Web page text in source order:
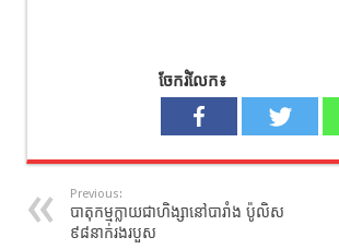
ចែករំលែក៖
Previous:
បាតុកម្មក្លាយជាហិង្សានៅបារាំង ប៉ូលិស​
៩៨នាក់រងរបួស